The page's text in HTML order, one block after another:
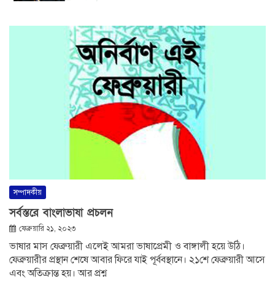
সম্পাদকীয়
সর্বস্তরে বাংলাভাষা প্রচলন
ফেব্রুয়ারি ২১, ২০২৩
ভাষার মাস ফেব্রুয়ারী এলেই আমরা ভাষাপ্রেমী ও বাঙ্গালী হয়ে উঠি।
ফেব্রুয়ারীর প্রস্থান শেষে আবার ফিরে যাই পূর্ববস্থানে। ২১শে ফেব্রুয়ারী আসে
এবং অতিক্রান্ত হয়। আর প্রশ্ন